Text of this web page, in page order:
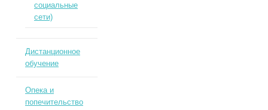
социальные
сети)
Дистанционное
обучение
Опека и
попечительство